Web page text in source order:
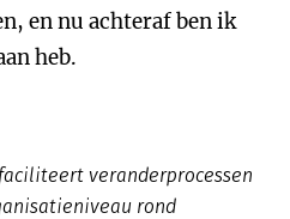
en nu achteraf ben ik
heb.
faciliteert veranderprocessen
rond